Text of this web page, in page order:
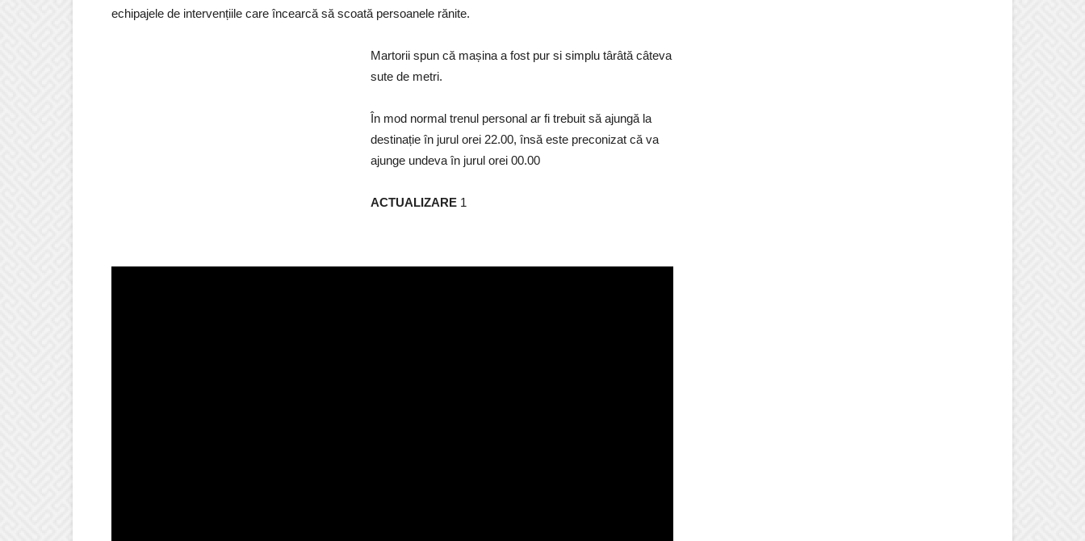
echipajele de intervențiile care încearcă să scoată persoanele rănite.
Martorii spun că mașina a fost pur si simplu târâtă câteva
sute de metri.
În mod normal trenul personal ar fi trebuit să ajungă la
destinație în jurul orei 22.00, însă este preconizat că va
ajunge undeva în jurul orei 00.00
ACTUALIZARE 1